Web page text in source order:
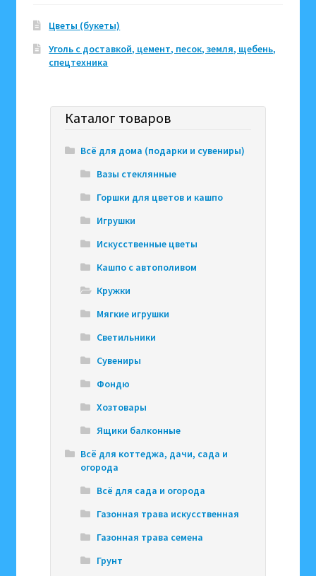
Цветы (букеты)
Уголь с доставкой, цемент, песок, земля, щебень,
спецтехника
Каталог товаров
Всё для дома (подарки и сувениры)
Вазы стеклянные
Горшки для цветов и кашпо
Игрушки
Искусственные цветы
Кашпо с автополивом
Кружки
Мягкие игрушки
Светильники
Сувениры
Фондю
Хозтовары
Ящики балконные
Всё для коттеджа, дачи, сада и
огорода
Всё для сада и огорода
Газонная трава искусственная
Газонная трава семена
Грунт